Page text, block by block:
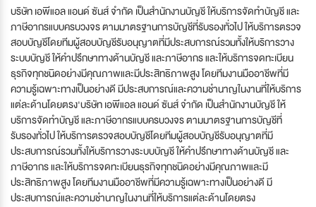
บริษัท เอพีแอล แอนด์ ซันส์ จำกัด เป็นสำนักงานบัญชี ให้บริการจัดทำบัญชี และ
ภาษีอากรแบบครบวงจร ตามมาตรฐานการบัญชีที่รับรองทั่วไป ให้บริการตรวจ
สอบบัญชีโดยทีมผู้สอบบัญชีรับอนุญาตที่มีประสบการณ์รวมทั้งให้บริการวาง
ระบบบัญชี ให้คำปรึกษาทางด้านบัญชี และภาษีอากร และให้บริการจดทะเบียน
ธุรกิจทุกชนิดอย่างมีคุณภาพและมีประสิทธิภาพสูง โดยทีมงานมืออาชีพที่มี
ความรู้เฉพาะทางเป็นอย่างดี มีประสบการณ์และความชำนาญในงานที่ให้บริการ
แต่ละด้านโดยตรง'บริษัท เอพีแอล แอนด์ ซันส์ จำกัด เป็นสำนักงานบัญชี ให้
บริการจัดทำบัญชี และภาษีอากรแบบครบวงจร ตามมาตรฐานการบัญชีที่
รับรองทั่วไป ให้บริการตรวจสอบบัญชีโดยทีมผู้สอบบัญชีรับอนุญาตที่มี
ประสบการณ์รวมทั้งให้บริการวางระบบบัญชี ให้คำปรึกษาทางด้านบัญชี และ
ภาษีอากร และให้บริการจดทะเบียนธุรกิจทุกชนิดอย่างมีคุณภาพและมี
ประสิทธิภาพสูง โดยทีมงานมืออาชีพที่มีความรู้เฉพาะทางเป็นอย่างดี มี
ประสบการณ์และความชำนาญในงานที่ให้บริการแต่ละด้านโดยตรง